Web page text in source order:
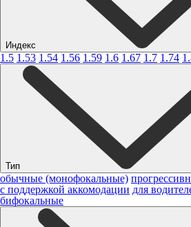
Индекс
1.5 1.53 1.54 1.56 1.59 1.6 1.67 1.7 1.74
Тип
обычные (монофокальные)
с поддержкой аккомодации для
бифокальные